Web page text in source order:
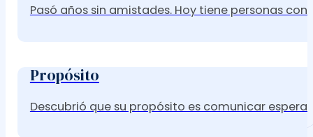
Pasó años sin amistades. Hoy tiene personas
Propósito
Descubrió que su propósito es comunicar